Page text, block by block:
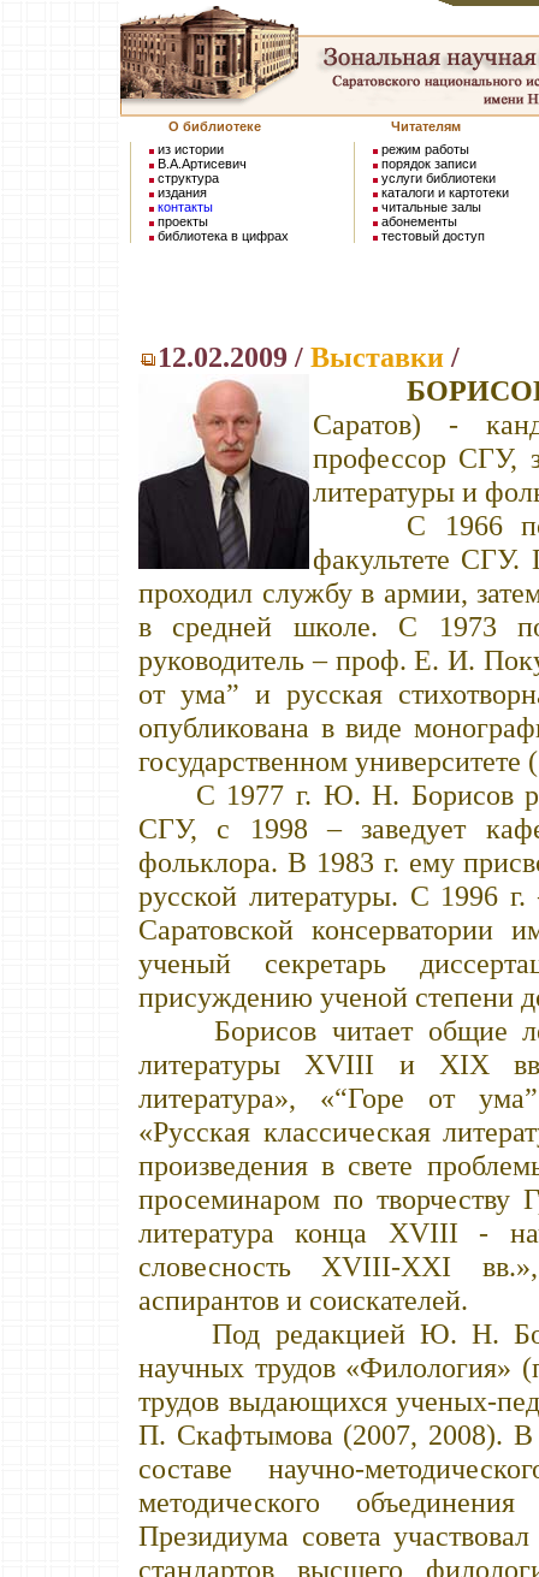
О библиотеке
Читателям
из истории
В.А.Артисевич
структура
издания
контакты
проекты
библиотека в цифрах
режим работы
порядок записи
услуги библиотеки
каталоги и картотеки
читальные залы
абонементы
тестовый доступ
12.02.2009 / Выставки /
Саратов) -
профессор СГУ,
литературы и
С 1966 по
факультете СГУ.
проходил службу в армии,
в средней школе. С 1973
руководитель – проф. Е. И.
от ума” и русская
опубликована в виде
государственном университете
С 1977 г. Ю. Н. Борисов
СГУ, с 1998 – заведует
фольклора. В 1983 г. ему
русской литературы. С 1996
Саратовской
ученый секретарь
присуждению ученой степени
Борисов читает общие
литературы XVIII и XIX
литература», «“Горе от
«Русская классическая
произведения в свете
просеминаром по творчеству
литература конца XVIII -
словесность XVIII-XXI
аспирантов и соискателей.
Под редакцией Ю. Н.
научных трудов «Филология»
трудов выдающихся ученых-
П. Скафтымова (2007, 2008).
составе научно-
методического
Президиума совета
стандартов высшего